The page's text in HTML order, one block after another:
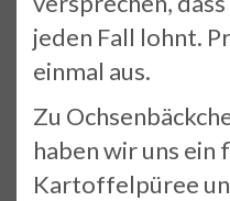
jeden Fall lohnt.
einmal aus.
Zu
haben wir uns ein
Kartoffelpüree